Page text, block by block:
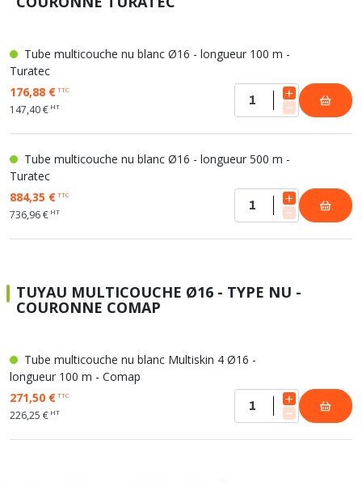
Tube multicouche nu blanc Ø16 - longueur 100 m -
Turatec
176,88 €TTC
147,40 € HT
Tube multicouche nu blanc Ø16 - longueur 500 m -
Turatec
884,35 €TTC
736,96 € HT
TUYAU MULTICOUCHE Ø16 - TYPE NU -
COURONNE COMAP
Tube multicouche nu blanc Multiskin 4 Ø16 -
longueur 100 m - Comap
271,50 €TTC
226,25 € HT